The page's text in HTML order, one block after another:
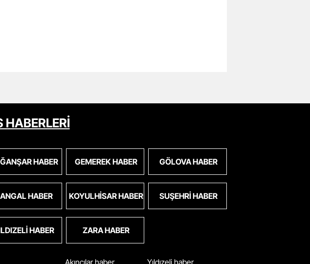
HABERLERİ
HABER GEMEREK HABER GÖLOVA HABER
HABER KOYULHISAR HABER SUŞEHRI HABER
HABER ZARA HABER
Akıncılar haber Yıldızeli haber